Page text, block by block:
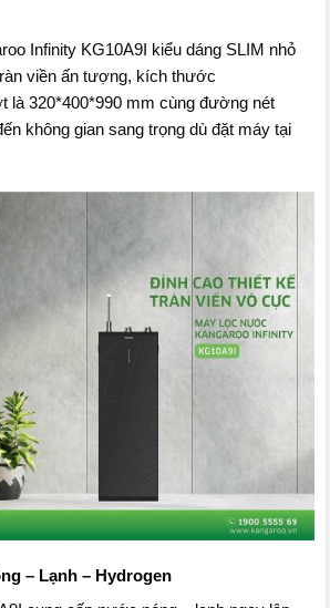
Infinity KG10A9I kiểu dáng SLIM nhỏ
viền ấn tượng, kích thước
là 320*400*990 mm cùng đường nét
không gian sang trọng dù đặt máy tại
– Lạnh – Hydrogen